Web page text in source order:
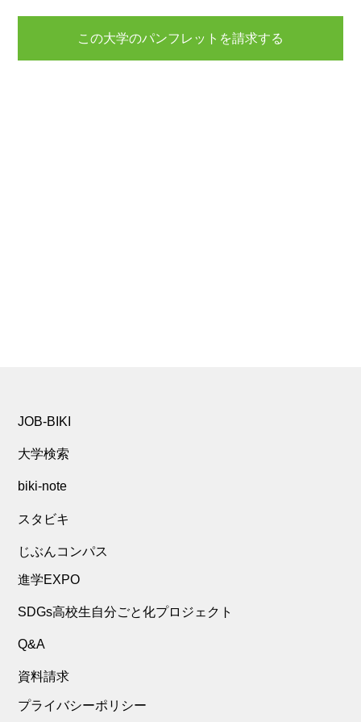
この大学のパンフレットを請求する
JOB-BIKI
大学検索
biki-note
スタビキ
じぶんコンパス
進学EXPO
SDGs高校生自分ごと化プロジェクト
Q&A
資料請求
プライバシーポリシー